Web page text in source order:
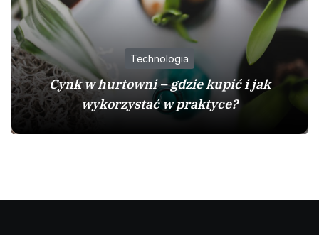
Technologia
Cynk w hurtowni – gdzie kupić i jak
wykorzystać w praktyce?